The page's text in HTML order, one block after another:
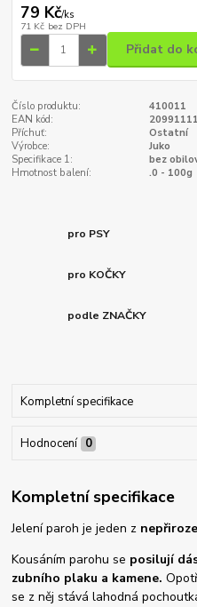
79 Kč/ks
71 Kč bez DPH
Přidat do
Číslo produktu:
410011
EAN kód:
Příchuť:
Ostatní
Výrobce:
Juko
Specifikace 1:
bez
Hmotnost balení:
.0 - 100g
pro PSY
pro KOČKY
podle ZNAČKY
Kompletní specifikace
Hodnocení 0
Kompletní specifikace
Jelení paroh je jeden z
Kousáním parohu se posilují
zubního plaku a kamene.
se z něj stává lahodná